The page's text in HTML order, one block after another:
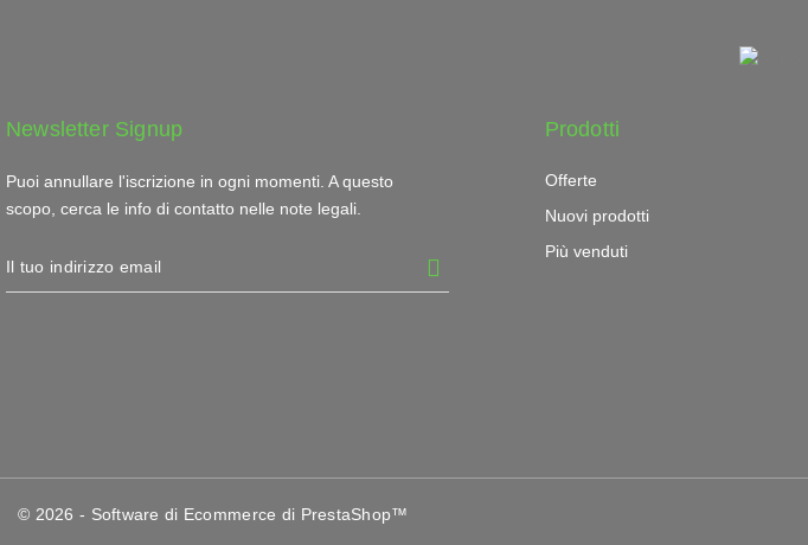
Newsletter Signup
Puoi annullare l'iscrizione in ogni momenti. A questo
scopo, cerca le info di contatto nelle note legali.
Prodotti
Offerte
Nuovi prodotti
Più venduti
© 2026 - Software di Ecommerce di PrestaShop™